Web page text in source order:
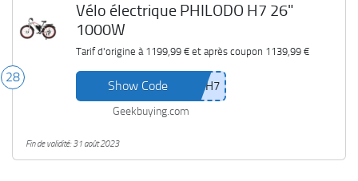
28
Vélo électrique PHILODO H7 26"
1000W
Tarif d'origine à 1199,99 €et après coupon 1139,99 €
Show Code
Geekbuying.com
Fin de validité: 31 août 2023